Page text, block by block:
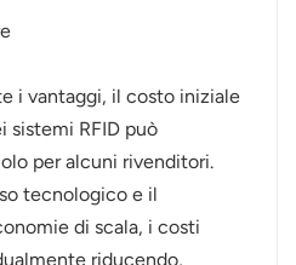
i vantaggi, il costo iniziale
sistemi RFID può
per alcuni rivenditori.
tecnologico e il
di scala, i costi
riducendo,